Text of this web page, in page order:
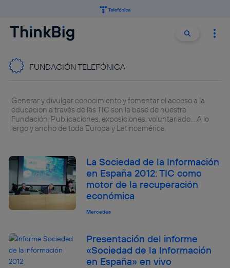
Buscar
FUNDACIÓN TELEFÓNICA
Generar y divulgar conocimiento y fomentar el acceso a la
educación a través de las TIC son la base de nuestra
Fundación. Publicaciones, exposiciones, voluntariado… A lo
largo y ancho de toda Europa y Latinoamérica.
La Sociedad de la Información
en España 2012: TIC como
motor de la recuperación
económica
Mercedes
Presentación del informe
«Sociedad de la Información
en España» en vivo